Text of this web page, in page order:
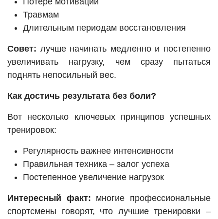
Травмам
Длительным периодам восстановления
Совет: лучше начинать медленно и постепенно
увеличивать нагрузку, чем сразу пытаться
поднять непосильный вес.
Как достичь результата без боли?
Вот несколько ключевых принципов успешных
тренировок:
Регулярность важнее интенсивности
Правильная техника – залог успеха
Постепенное увеличение нагрузок
Интересный факт: многие профессиональные
спортсмены говорят, что лучшие тренировки –